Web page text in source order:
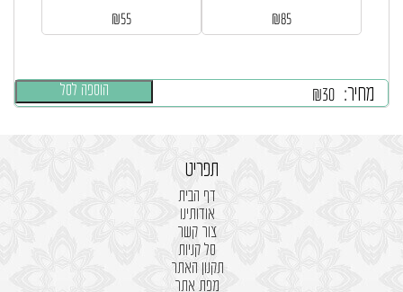
מחיר: ₪30 הוספה לסל
₪55 ₪85
תפריט
דף הבית
אודותינו
צור קשר
סל קניות
תקנון האתר
מפת אתר